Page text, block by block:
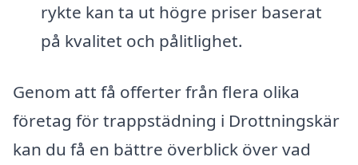
rykte kan ta ut högre priser baserat
på kvalitet och pålitlighet.
Genom att få offerter från flera olika
företag för trappstädning i Drottningskär
kan du få en bättre överblick över vad